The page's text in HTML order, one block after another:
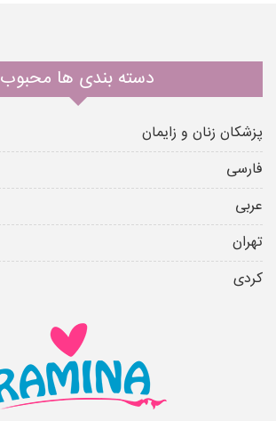
دسته بندی ها محبوب
پزشکان زنان و زایمان
فارسی
عربی
تهران
کردی